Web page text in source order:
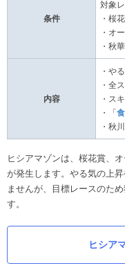
条件
対象
・桜
・オ
・秋
内容
・や
・全
・ス
・「
・秋
ヒシアマゾンは、桜花賞、
が発生します。やる気の上
ませんが、目標レースのた
す。
ヒシア